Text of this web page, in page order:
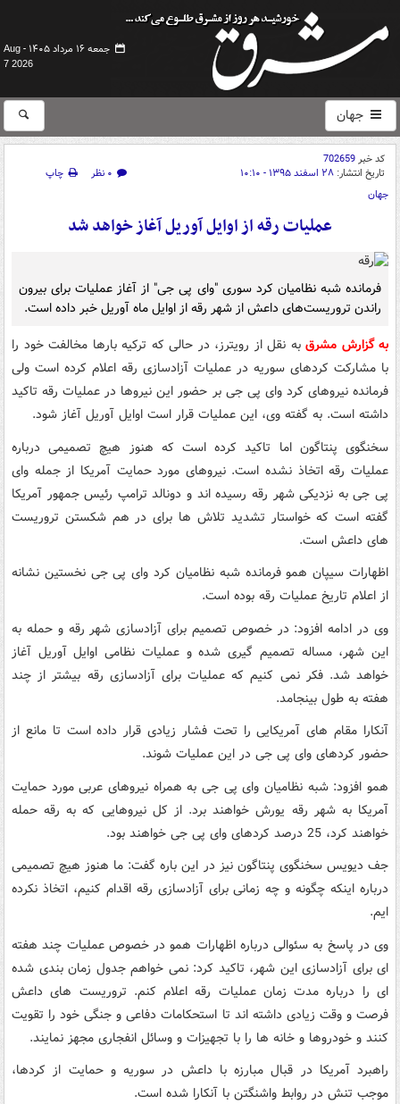
جمعه ۱۶ مرداد ۱۴۰۵ -
Aug
7 2026
جهان
کد خبر702659
تاریخ انتشار: ۲۸ اسفند ۱۳۹۵ - ۱۰:۱۰ ۰ نظر
چاپ
جهان
عملیات رقه از اوایل آوریل آغاز خواهد شد
فرمانده شبه نظامیان کرد سوری "وای پی جی" از آغاز عملیات برای بیرون
راندن تروریست‌های داعش از شهر رقه از اوایل ماه آوریل خبر داده است.
به گزارش مشرقبه نقل از رویترز، در حالی که ترکیه بارها مخالفت خود را
با مشارکت کردهای سوریه در عملیات آزادسازی رقه اعلام کرده است ولی
فرمانده نیروهای کرد وای پی جی بر حضور این نیروها در عملیات رقه تاکید
داشته است. به گفته وی، این عملیات قرار است اوایل آوریل آغاز شود.
سخنگوی پنتاگون اما تاکید کرده است که هنوز هیچ تصمیمی درباره
عملیات رقه اتخاذ نشده است. نیروهای مورد حمایت آمریکا از جمله وای
پی جی به نزدیکی شهر رقه رسیده اند و دونالد ترامپ رئیس جمهور آمریکا
گفته است که خواستار تشدید تلاش ها برای در هم شکستن تروریست
های داعش است.
اظهارات سیپان همو فرمانده شبه نظامیان کرد وای پی جی نخستین نشانه
از اعلام تاریخ عملیات رقه بوده است.
وی در ادامه افزود: در خصوص تصمیم برای آزادسازی شهر رقه و حمله به
این شهر، مساله تصمیم گیری شده و عملیات نظامی اوایل آوریل آغاز
خواهد شد. فکر نمی کنیم که عملیات برای آزادسازی رقه بیشتر از چند
هفته به طول بینجامد.
آنکارا مقام های آمریکایی را تحت فشار زیادی قرار داده است تا مانع از
حضور کردهای وای پی جی در این عملیات شوند.
همو افزود: شبه نظامیان وای پی جی به همراه نیروهای عربی مورد حمایت
آمریکا به شهر رقه یورش خواهند برد. از کل نیروهایی که به رقه حمله
خواهند کرد، 25 درصد کردهای وای پی جی خواهند بود.
جف دیویس سخنگوی پنتاگون نیز در این باره گفت: ما هنوز هیچ تصمیمی
درباره اینکه چگونه و چه زمانی برای آزادسازی رقه اقدام کنیم، اتخاذ نکرده
ایم.
وی در پاسخ به سئوالی درباره اظهارات همو در خصوص عملیات چند هفته
ای برای آزادسازی این شهر، تاکید کرد: نمی خواهم جدول زمان بندی شده
ای را درباره مدت زمان عملیات رقه اعلام کنم. تروریست های داعش
فرصت و وقت زیادی داشته اند تا استحکامات دفاعی و جنگی خود را تقویت
کنند و خودروها و خانه ها را با تجهیزات و وسائل انفجاری مجهز نمایند.
راهبرد آمریکا در قبال مبارزه با داعش در سوریه و حمایت از کردها،
موجب تنش در روابط واشنگتن با آنکارا شده است.